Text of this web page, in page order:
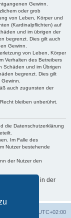
Gewinn.
oder grob
von Leben, Körper und
(Kardinalpflichten) auf
und im übrigen der
begrenzt. Dies gilt auch
Gewinn.
von Leben, Körper
Verhalten des Betreibers
Schäden und im Übrigen
begrenzt. Dies gilt
auch zugunsten der
bleiben unberührt.
die Datenschutzerklärung
Im Falle des
Nutzer bestehende
der Nutzer den
Daten sind in der
UTC+02:00